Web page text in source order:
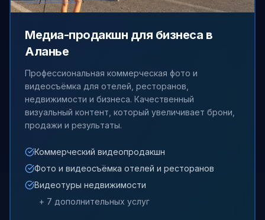
Медиа-продакшн для бизнеса в
Аланье
Профессиональная коммерческая фото и
видеосъёмка для отелей, ресторанов,
недвижимости и бизнеса. Качественный
визуальный контент, который увеличивает брони,
продажи и результаты.
Коммерческий видеопродакшн
Фото и видеосъёмка отелей и ресторанов
Видеотуры недвижимости
+ 7 дополнительных услуг